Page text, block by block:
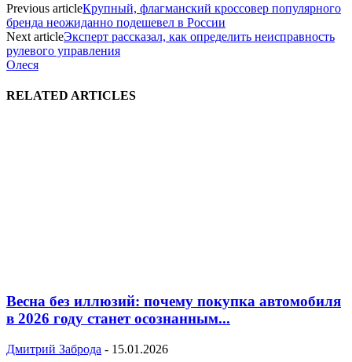
Previous articleКрупный, флагманский кроссовер популярного
бренда неожиданно подешевел в России
Next articleЭксперт рассказал, как определить неисправность
рулевого управления
Олеся
RELATED ARTICLES
Весна без иллюзий: почему покупка автомобиля
в 2026 году станет осознанным...
Дмитрий Заброда - 15.01.2026